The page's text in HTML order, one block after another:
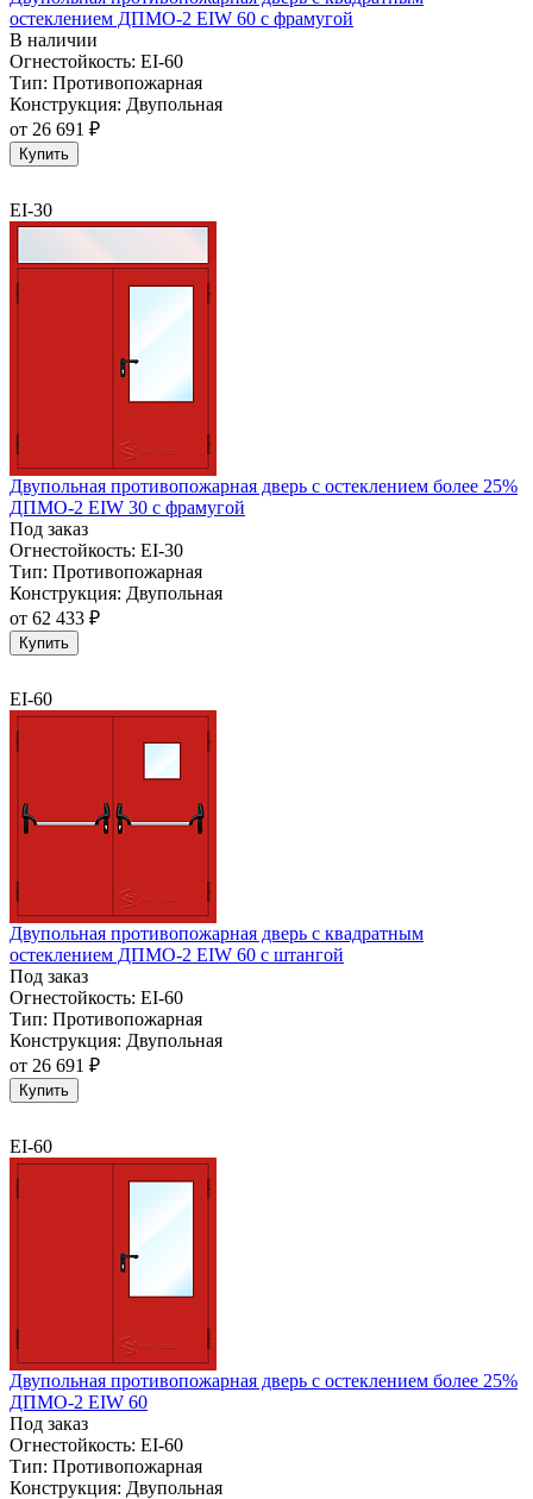
остеклением ДПМО-2 EIW 60 с фрамугой
В наличии
Огнестойкость: EI-60
Тип: Противопожарная
Конструкция: Двупольная
от 26 691 ₽
Купить
EI-30
Двупольная противопожарная дверь с остеклением более 25%
ДПМО-2 EIW 30 с фрамугой
Под заказ
Огнестойкость: EI-30
Тип: Противопожарная
Конструкция: Двупольная
от 62 433 ₽
Купить
EI-60
Двупольная противопожарная дверь с квадратным
остеклением ДПМО-2 EIW 60 с штангой
Под заказ
Огнестойкость: EI-60
Тип: Противопожарная
Конструкция: Двупольная
от 26 691 ₽
Купить
EI-60
Двупольная противопожарная дверь с остеклением более 25%
ДПМО-2 EIW 60
Под заказ
Огнестойкость: EI-60
Тип: Противопожарная
Конструкция: Двупольная